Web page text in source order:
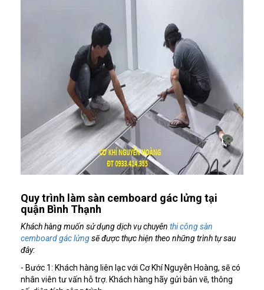
Quy trình làm sàn cemboard gác lửng tại
quận Bình Thạnh
Khách hàng muốn sử dụng dịch vụ chuyên thi công sàn
cemboard gác lửngsẽ được thực hiện theo những trình tự sau
đây:
- Bước 1: Khách hàng liên lạc với Cơ Khí Nguyễn Hoàng, sẽ có
nhân viên tư vấn hỗ trợ. Khách hàng hãy gửi bản vẽ, thông